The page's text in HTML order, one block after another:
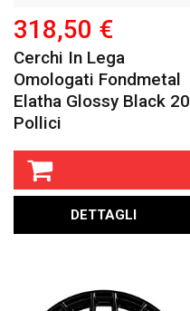
318,50 €
Cerchi In Lega
Omologati Fondmetal
Elatha Glossy Black 20
Pollici
DETTAGLI